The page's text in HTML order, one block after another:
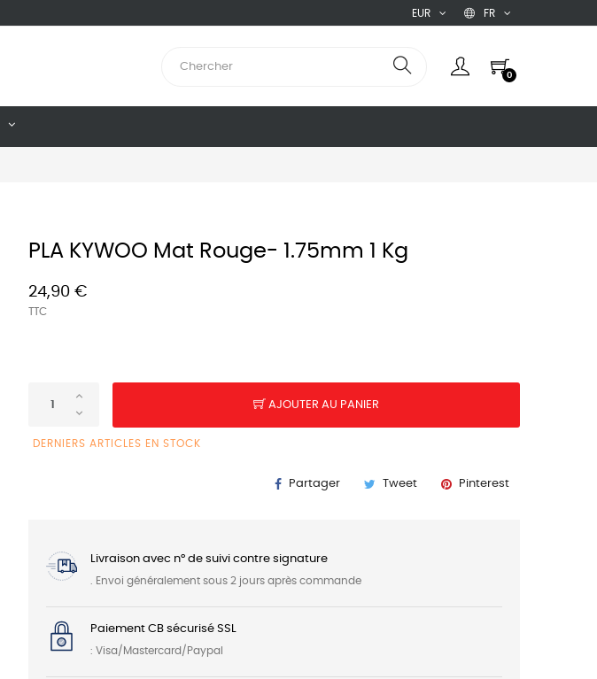
FR
EUR
0
PLA KYWOO Mat Rouge- 1.75mm 1 Kg
24,90 €
TTC
AJOUTER AU PANIER
DERNIERS ARTICLES EN STOCK
Partager Tweet Pinterest
Livraison avec n° de suivi contre signature
. Envoi généralement sous 2 jours après commande
Paiement CB sécurisé SSL
: Visa/Mastercard/Paypal